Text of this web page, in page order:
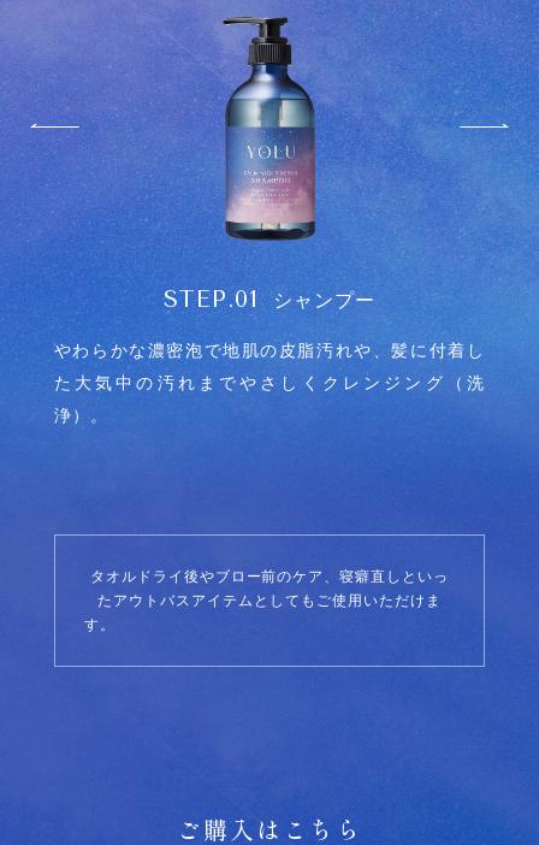
なが
STEP.01 シャンプー
やわらかな濃密泡で地肌の皮脂汚れや、髪に付着し
た大気中の汚れまでやさしくクレンジング（洗
浄）。
シャ
ート
タオルドライ後やブロー前のケア、寝癖直しといっ
たアウトバスアイテムとしてもご使用いただけま
す。
ご購入はこちら